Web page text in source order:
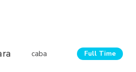
caba Full Time